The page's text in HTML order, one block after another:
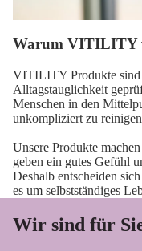
Warum VITILITY
VITILITY Produkte sind
Alltagstauglichkeit
Menschen in den
unkompliziert zu
Unsere Produkte
geben ein gutes Gefühl
Deshalb entscheiden
es um selbstständiges
Wir sind für